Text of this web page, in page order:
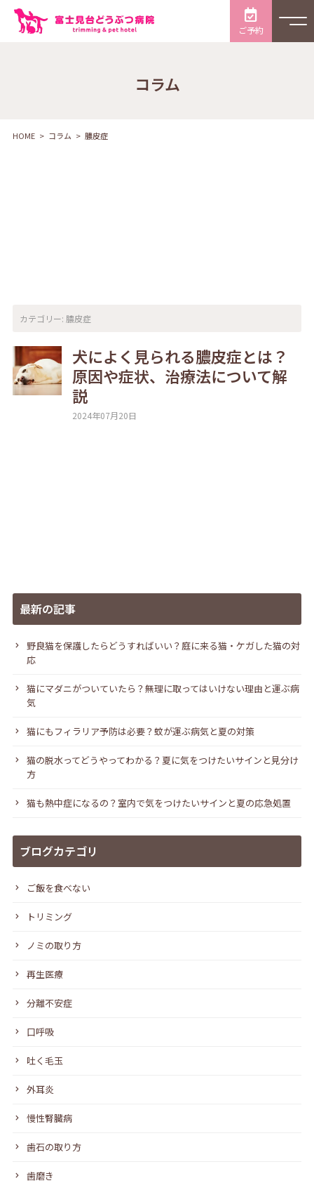
ご予約
コラム
HOME コラム 膿皮症
カテゴリー: 膿皮症
犬によく見られる膿皮症とは？
原因や症状、治療法について解
説
2024年07月20日
最新の記事
野良猫を保護したらどうすればいい？庭に来る猫・ケガした猫の対
応
猫にマダニがついていたら？無理に取ってはいけない理由と運ぶ病
気
猫にもフィラリア予防は必要？蚊が運ぶ病気と夏の対策
猫の脱水ってどうやってわかる？夏に気をつけたいサインと見分け
方
猫も熱中症になるの？室内で気をつけたいサインと夏の応急処置
ブログカテゴリ
ご飯を食べない
トリミング
ノミの取り方
再生医療
分離不安症
口呼吸
吐く毛玉
外耳炎
慢性腎臓病
歯石の取り方
歯磨き